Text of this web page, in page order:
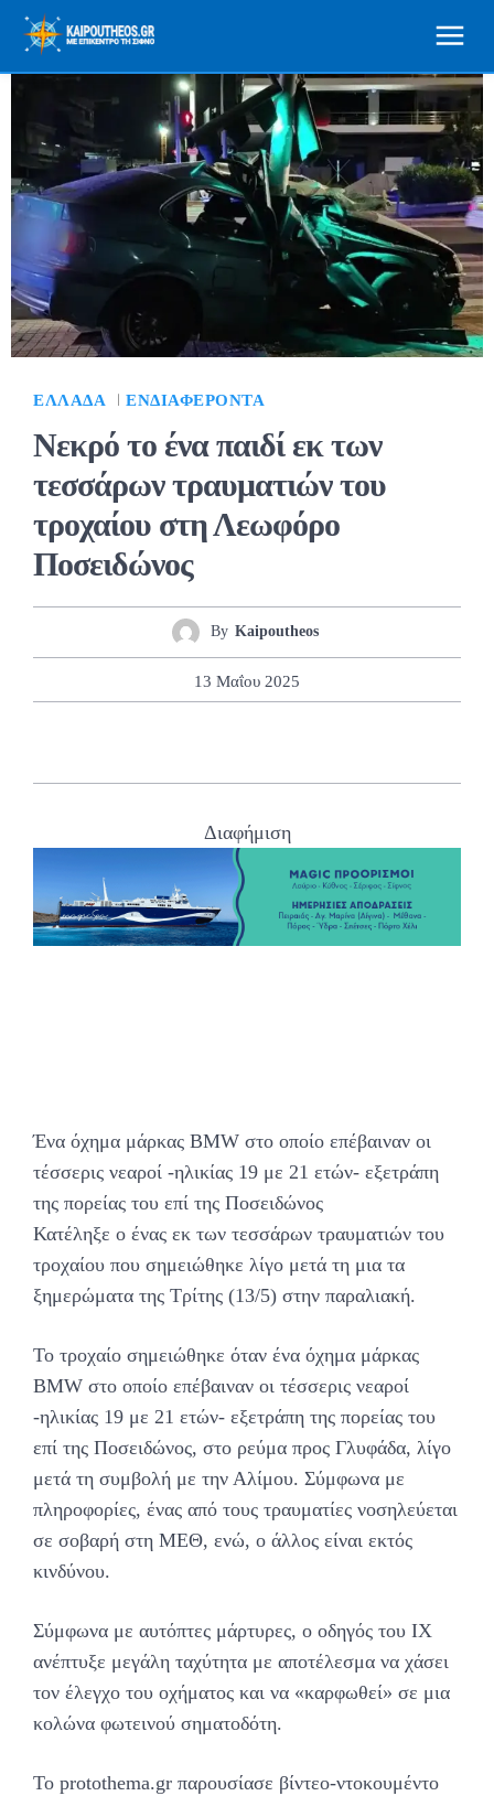
ΕΛΛΆΔΑ ΕΝΔΙΑΦΈΡΟΝΤΑ
Νεκρό το ένα παιδί εκ των
τεσσάρων τραυματιών του
τροχαίου στη Λεωφόρο
Ποσειδώνος
By Kaipoutheos
13 Μαΐου 2025
Διαφήμιση
Ένα όχημα μάρκας BMW στο οποίο επέβαιναν οι
τέσσερις νεαροί -ηλικίας 19 με 21 ετών- εξετράπη
της πορείας του επί της Ποσειδώνος
Κατέληξε ο ένας εκ των τεσσάρων τραυματιών του
τροχαίου που σημειώθηκε λίγο μετά τη μια τα
ξημερώματα της Τρίτης (13/5) στην παραλιακή.
Το τροχαίο σημειώθηκε όταν ένα όχημα μάρκας
BMW στο οποίο επέβαιναν οι τέσσερις νεαροί
-ηλικίας 19 με 21 ετών- εξετράπη της πορείας του
επί της Ποσειδώνος, στο ρεύμα προς Γλυφάδα, λίγο
μετά τη συμβολή με την Αλίμου. Σύμφωνα με
πληροφορίες, ένας από τους τραυματίες νοσηλεύεται
σε σοβαρή στη ΜΕΘ, ενώ, ο άλλος είναι εκτός
κινδύνου.
Σύμφωνα με αυτόπτες μάρτυρες, ο οδηγός του ΙΧ
ανέπτυξε μεγάλη ταχύτητα με αποτέλεσμα να χάσει
τον έλεγχο του οχήματος και να «καρφωθεί» σε μια
κολώνα φωτεινού σηματοδότη.
Το protothema.gr παρουσίασε βίντεο-ντοκουμέντο